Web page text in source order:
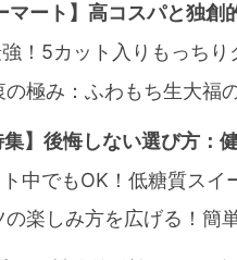
マート】高コスパと独創
！5カット入りもっち
の極み：ふわもち生大福
】後悔しない選び方：
中でもOK！低糖質スイ
の楽しみ方を広げる！簡